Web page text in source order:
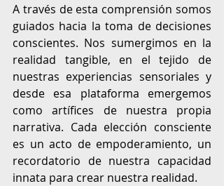
A través de esta comprensión somos
guiados hacia la toma de decisiones
conscientes. Nos sumergimos en la
realidad tangible, en el tejido de
nuestras experiencias sensoriales y
desde esa plataforma emergemos
como artífices de nuestra propia
narrativa. Cada elección consciente
es un acto de empoderamiento, un
recordatorio de nuestra capacidad
innata para crear nuestra realidad.